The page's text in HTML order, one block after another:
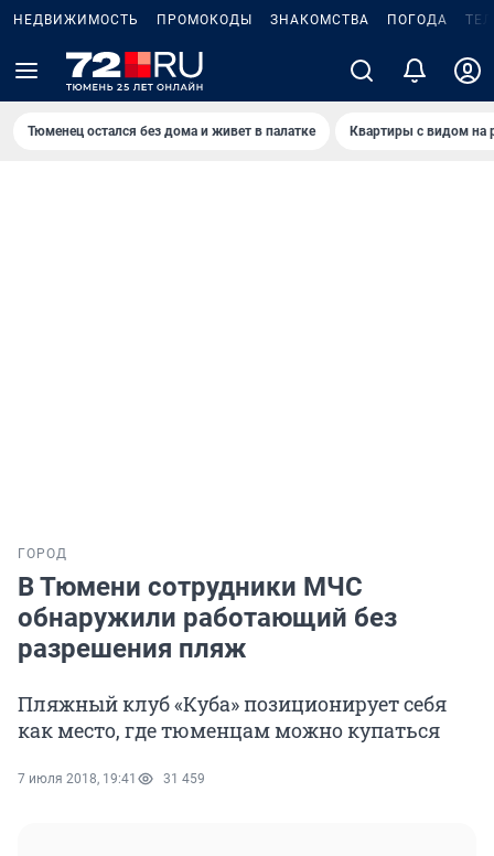
НЕДВИЖИМОСТЬ ПРОМОКОДЫ ЗНАКОМСТВА ПОГОДА
Тюменец остался без дома и живет в палатке Квартиры с видом на
ГОРОД
В Тюмени сотрудники МЧС
обнаружили работающий без
разрешения пляж
Пляжный клуб «Куба» позиционирует себя
как место, где тюменцам можно купаться
7 июля 2018, 19:41 31 459